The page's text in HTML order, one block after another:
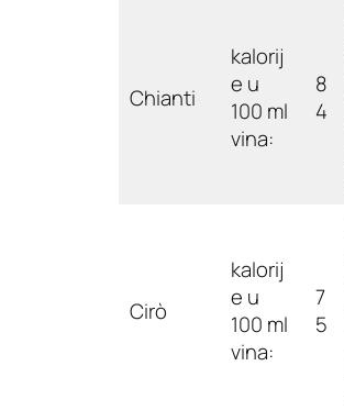
Chianti
kalorij
e u
100 ml
vina:
8
4
Cirò
kalorij
e u
100 ml
vina:
7
5